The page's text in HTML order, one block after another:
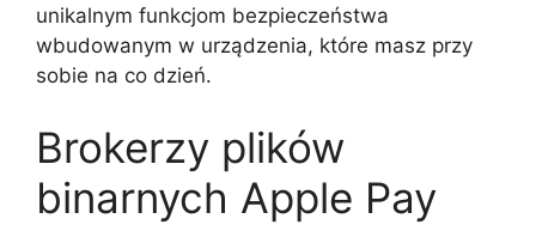
unikalnym funkcjom bezpieczeństwa
wbudowanym w urządzenia, które masz przy
sobie na co dzień.
Brokerzy plików
binarnych Apple Pay